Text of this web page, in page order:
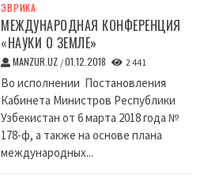
ЭВРИКА
МЕЖДУНАРОДНАЯ КОНФЕРЕНЦИЯ
«НАУКИ О ЗЕМЛЕ»
MANZUR.UZ /01.12.2018 2 441
Во исполнении Постановления
Кабинета Министров Республики
Узбекистан от 6 марта 2018 года №
178-ф, а также на основе плана
международных...